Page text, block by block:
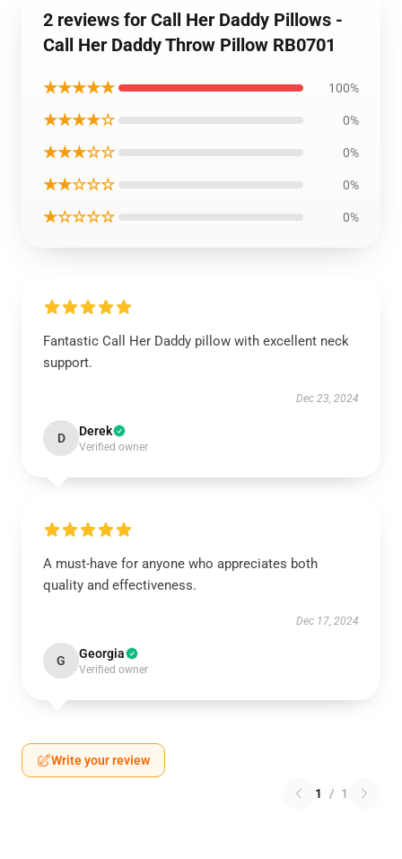
2 reviews for Call Her Daddy Pillows -
Call Her Daddy Throw Pillow RB0701
★★★★★ 100%
★★★★☆ 0%
★★★☆☆ 0%
★★☆☆☆ 0%
★☆☆☆☆ 0%
Fantastic Call Her Daddy pillow with excellent neck
support.
Dec 23, 2024
D Derek
Verified owner
A must-have for anyone who appreciates both
quality and effectiveness.
Dec 17, 2024
G Georgia
Verified owner
Write your review
1 / 1